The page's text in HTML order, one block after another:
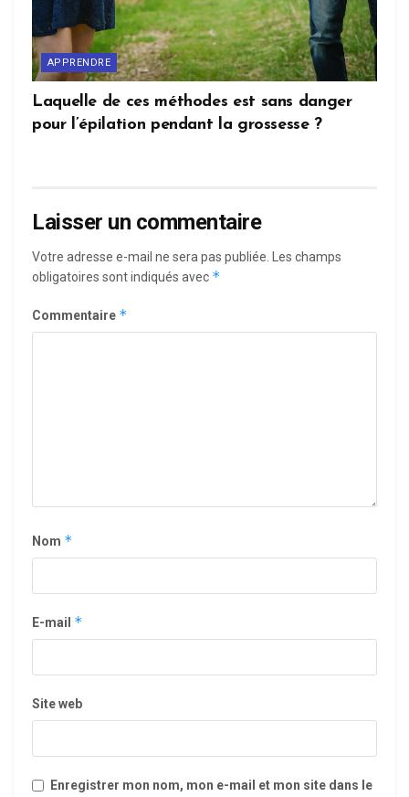
APPRENDRE
Laquelle de ces méthodes est sans danger
pour l’épilation pendant la grossesse ?
Laisser un commentaire
Votre adresse e-mail ne sera pas publiée. Les champs
obligatoires sont indiqués avec *
Commentaire *
Nom *
E-mail *
Site web
Enregistrer mon nom, mon e-mail et mon site dans le